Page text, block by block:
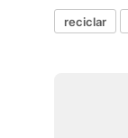
reciclar